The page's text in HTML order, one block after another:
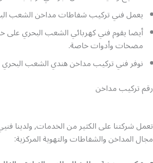
يعمل فني تركيب شفاطات مداخن الشعب
أيضا يقوم فني كهربائي الشعب البحري
مضخات وأدوات خاصة.
نوفر فني تركيب مداخن هندي الشعب
رقم تركيب مداخن
تعمل شركتنا على الكثير من الخدمات, ولدينا
مجال المداخن والشفاطات والتهوية المركزية: